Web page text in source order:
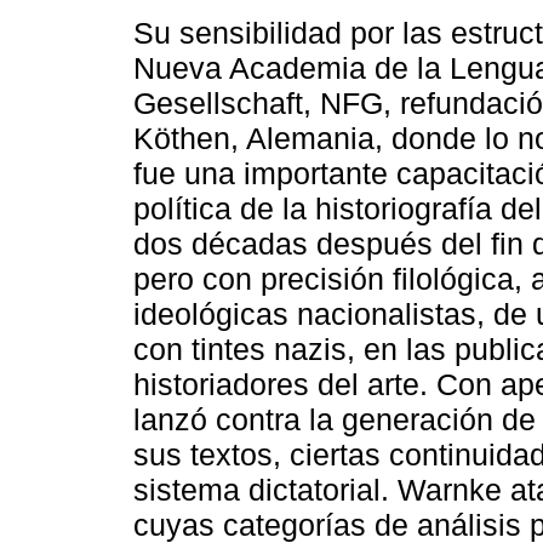
Su sensibilidad por las
Nueva Academia de la
Gesellschaft, NFG,
Köthen, Alemania, donde lo
fue una importante
política de la historiografía
dos décadas después del fin
pero con precisión filológica,
ideológicas nacionalistas, de
con tintes nazis, en las
historiadores del arte. Con
lanzó contra la generación
sus textos, ciertas
sistema dictatorial. Warnke
cuyas categorías de análisis